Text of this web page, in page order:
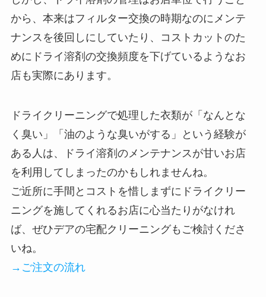
から、本来はフィルター交換の時期なのにメンテ
ナンスを後回しにしていたり、コストカットのた
めにドライ溶剤の交換頻度を下げているようなお
店も実際にあります。
ドライクリーニングで処理した衣類が「なんとな
く臭い」「油のような臭いがする」という経験が
ある人は、ドライ溶剤のメンテナンスが甘いお店
を利用してしまったのかもしれませんね。
ご近所に手間とコストを惜しまずにドライクリー
ニングを施してくれるお店に心当たりがなけれ
ば、ぜひデアの宅配クリーニングもご検討くださ
いね。
→ご注文の流れ